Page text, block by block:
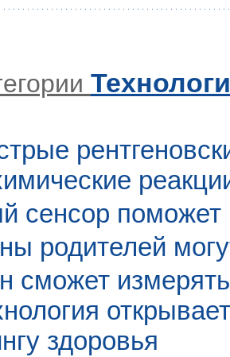
сенсор
родителей
сможет
здоровья